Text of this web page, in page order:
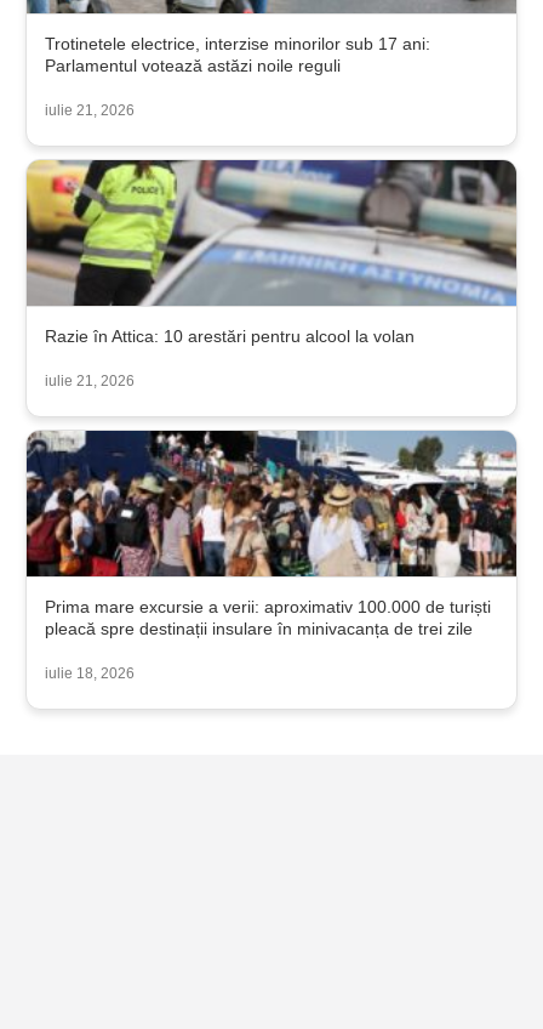
Trotinetele electrice, interzise minorilor sub 17 ani:
Parlamentul votează astăzi noile reguli
iulie 21, 2026
Razie în Attica: 10 arestări pentru alcool la volan
iulie 21, 2026
Prima mare excursie a verii: aproximativ 100.000 de turiști
pleacă spre destinații insulare în minivacanța de trei zile
iulie 18, 2026